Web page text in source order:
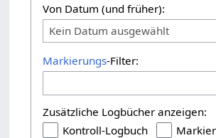
Von Datum (und früher):
Kein Datum ausgewählt
Markierungs-Filter:
Zusätzliche Logbücher anzeigen:
Kontroll-Logbuch